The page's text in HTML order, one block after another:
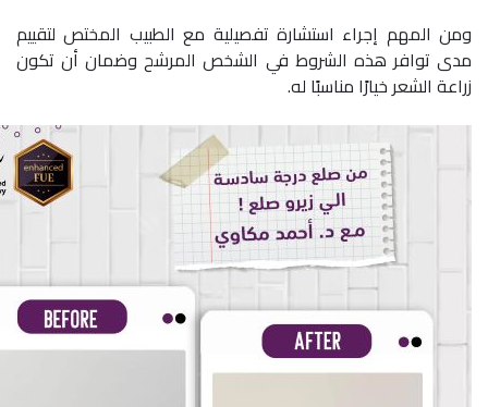
ومن المهم إجراء استشارة تفصيلية مع الطبيب المختص لتقييم
مدى توافر هذه الشروط في الشخص المرشح وضمان أن تكون
زراعة الشعر خيارًا مناسبًا له.